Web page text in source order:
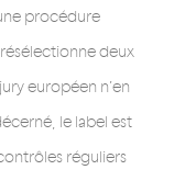
procédure
deux
européen n’en
le label est
réguliers